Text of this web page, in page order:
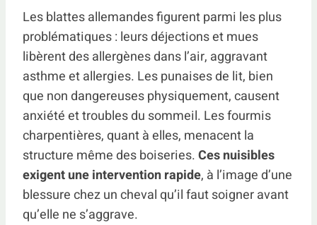
Les blattes allemandes figurent parmi les plus
problématiques : leurs déjections et mues
libèrent des allergènes dans l’air, aggravant
asthme et allergies. Les punaises de lit, bien
que non dangereuses physiquement, causent
anxiété et troubles du sommeil. Les fourmis
charpentières, quant à elles, menacent la
structure même des boiseries.Ces nuisibles
exigent une intervention rapide, à l’image d’une
blessure chez un cheval qu’il faut soigner avant
qu’elle ne s’aggrave.